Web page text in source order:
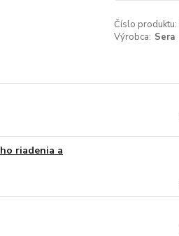
Číslo produktu:
Výrobca: Sera
riadenia a